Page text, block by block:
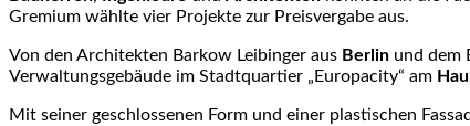
Gremium wählte vier Projekte zur Preisvergabe aus.
Von den Architekten Barkow Leibinger aus Berlin und dem
Verwaltungsgebäude im Stadtquartier „Europacity“ am
Mit seiner geschlossenen Form und einer plastischen